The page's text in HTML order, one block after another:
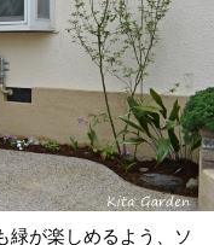
緑が楽しめるよう、ソ